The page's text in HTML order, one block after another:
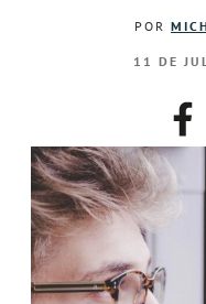
POR
11 DE